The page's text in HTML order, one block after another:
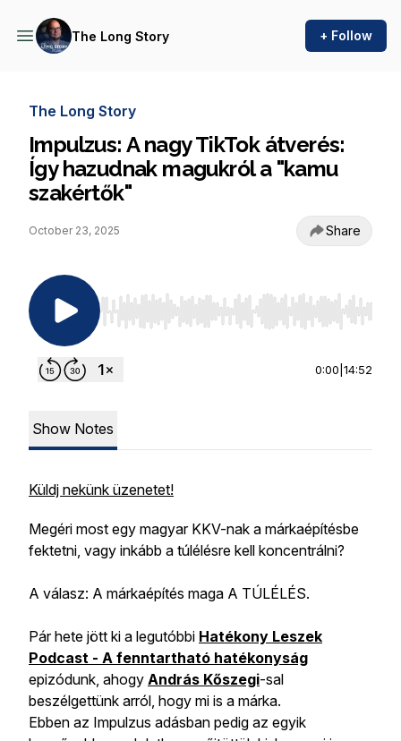
The Long Story + Follow
The Long Story
Impulzus: A nagy TikTok átverés:
Így hazudnak magukról a "kamu
szakértők"
October 23, 2025 Share
Use Left/Right to seek, Home/End to jump to
0:00 14:52
Show Notes
Küldj nekünk üzenetet!
Megéri most egy magyar KKV-nak a márkaépítésbe
fektetni, vagy inkább a túlélésre kell koncentrálni?
A válasz: A márkaépítés maga A TÚLÉLÉS.
Pár hete jött ki a legutóbbi Hatékony Leszek
Podcast - A fenntartható hatékonyság
epizódunk, ahogy András Kőszegi-sal
beszélgettünk arról, hogy mi is a márka.
Ebben az Impulzus adásban pedig az egyik